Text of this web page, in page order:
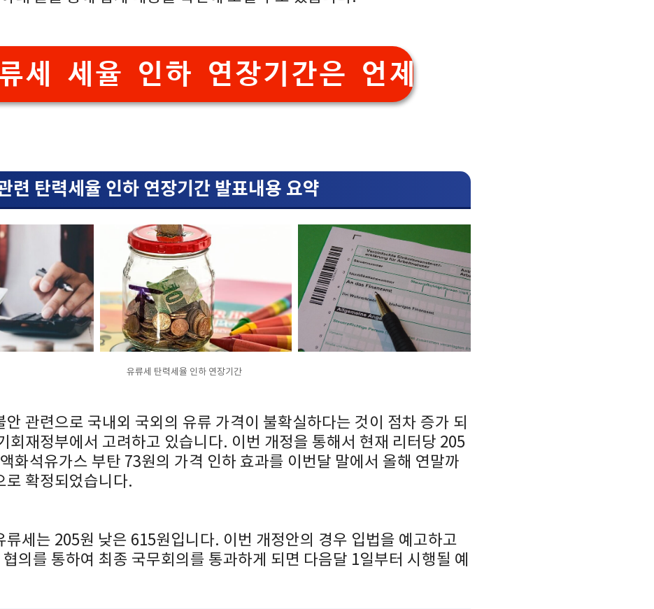
세 세율 인하 연장기간은 언제?
련 탄력세율 인하 연장기간 발표내용 요약
유류세 탄력세율 인하 연장기간
안 관련으로 국내외 국외의 유류 가격이 불확실하다는 것이 점차 증가 되
회재정부에서 고려하고 있습니다. 이번 개정을 통해서 현재 리터당 205
화석유가스 부탄 73원의 가격 인하 효과를 이번달 말에서 올해 연말까
로 확정되었습니다.
류세는 205원 낮은 615원입니다. 이번 개정안의 경우 입법을 예고하고
의를 통하여 최종 국무회의를 통과하게 되면 다음달 1일부터 시행될 예